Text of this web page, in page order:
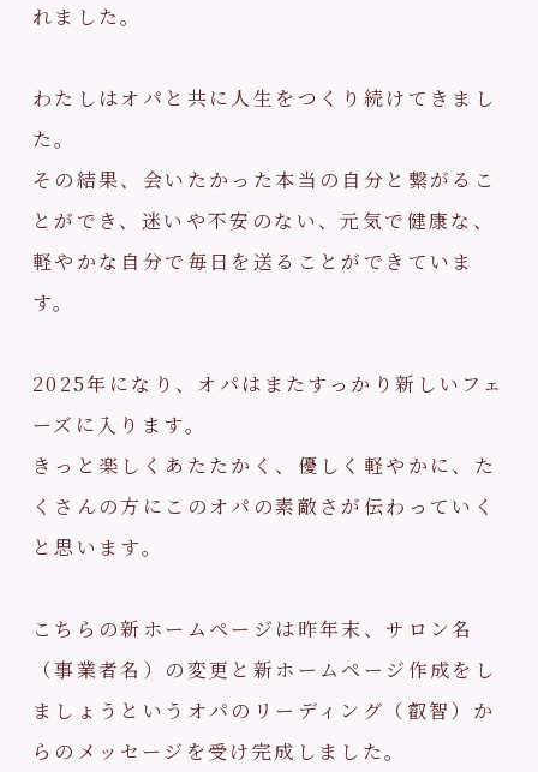
れました。
わたしはオパと共に人生をつくり続けてきまし
た。
その結果、会いたかった本当の自分と繋がるこ
とができ、迷いや不安のない、元気で健康な、
軽やかな自分で毎日を送ることができていま
す。
2025年になり、オパはまたすっかり新しいフェ
ーズに入ります。
きっと楽しくあたたかく、優しく軽やかに、た
くさんの方にこのオパの素敵さが伝わっていく
と思います。
こちらの新ホームページは昨年末、サロン名
（事業者名）の変更と新ホームページ作成をし
ましょうというオパのリーディング（叡智）か
らのメッセージを受け完成しました。